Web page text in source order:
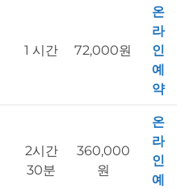
1 시간 72,000원
온
라
인
예
약
2시간
30분
360,000
원
온
라
인
예